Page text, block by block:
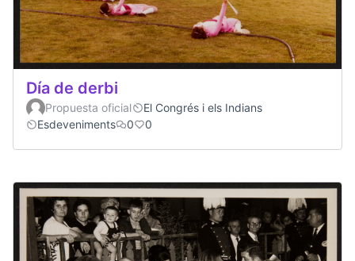
Día de derbi
Propuesta oficial
El Congrés i els Indians
Esdeveniments
0 0